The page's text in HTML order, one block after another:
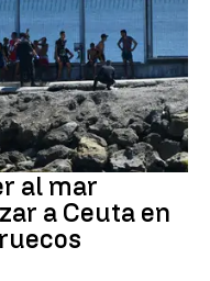
al mar
a Ceuta en